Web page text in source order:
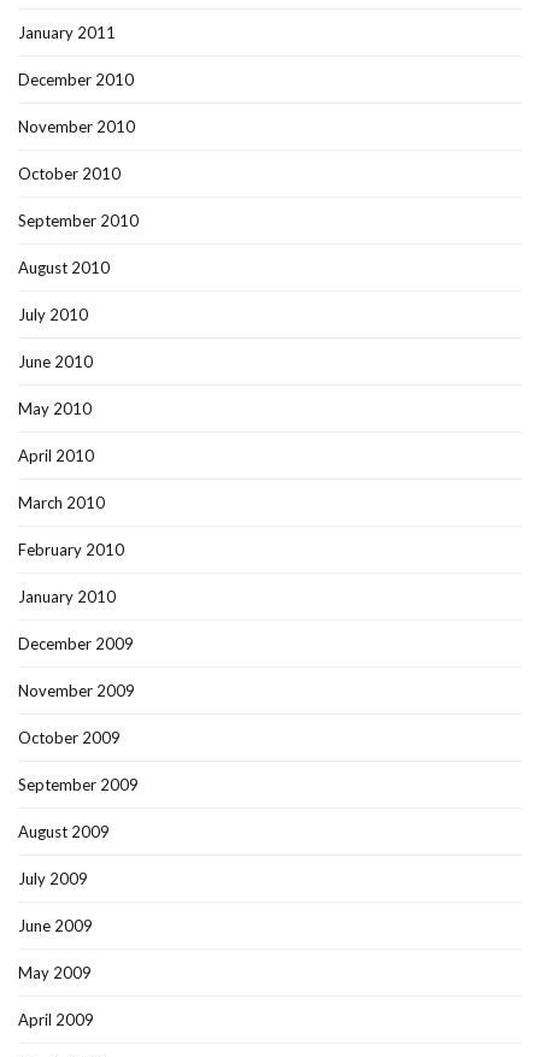
January 2011
December 2010
November 2010
October 2010
September 2010
August 2010
July 2010
June 2010
May 2010
April 2010
March 2010
February 2010
January 2010
December 2009
November 2009
October 2009
September 2009
August 2009
July 2009
June 2009
May 2009
April 2009